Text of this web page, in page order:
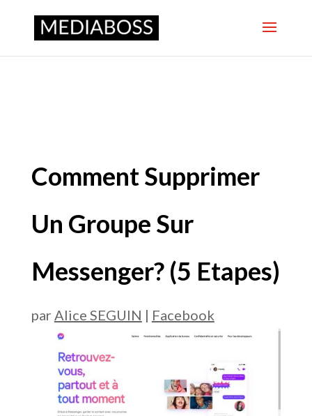
Comment Supprimer
Un Groupe Sur
Messenger? (5 Etapes)
par Alice SEGUIN | Facebook